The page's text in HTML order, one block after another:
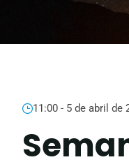
11:00 - 5 de abril de